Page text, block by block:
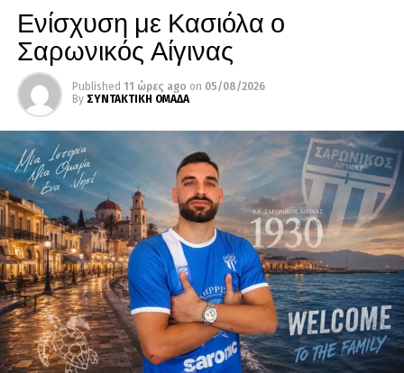
Ενίσχυση με Κασιόλα ο
Σαρωνικός Αίγινας
Published 11 ώρες ago on 05/08/2026
By ΣΥΝΤΑΚΤΙΚΗ ΟΜΑΔΑ